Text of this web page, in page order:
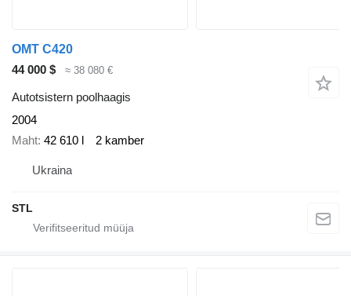
OMT C420
44 000 $
≈ 38 080 €
Autotsistern poolhaagis
2004
Maht 42 610 l 2 kamber
Ukraina
STL